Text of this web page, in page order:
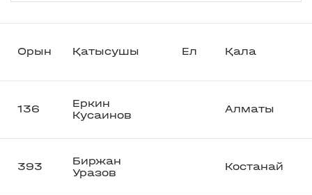
Орын Қатысушы Ел Қала
136
Еркин
Кусаинов
Алматы
393
Биржан
Уразов
Костанай